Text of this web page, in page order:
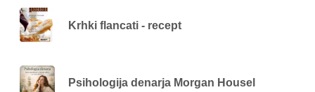
Krhki flancati - recept
Psihologija denarja Morgan Housel